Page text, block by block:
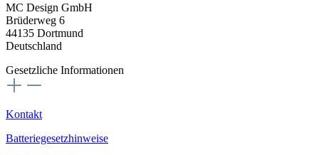
MC Design GmbH
Brüderweg 6
44135 Dortmund
Deutschland
Gesetzliche Informationen
Kontakt
Batteriegesetzhinweise